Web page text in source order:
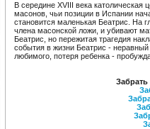
В середине XVIII века католическая
масонов, чьи позиции в Испании
становится маленькая Беатрис. На
члена масонской ложи, и убивают
Беатрис, но пережитая трагедия
события в жизни Беатрис -
любимого, потеря ребенка -